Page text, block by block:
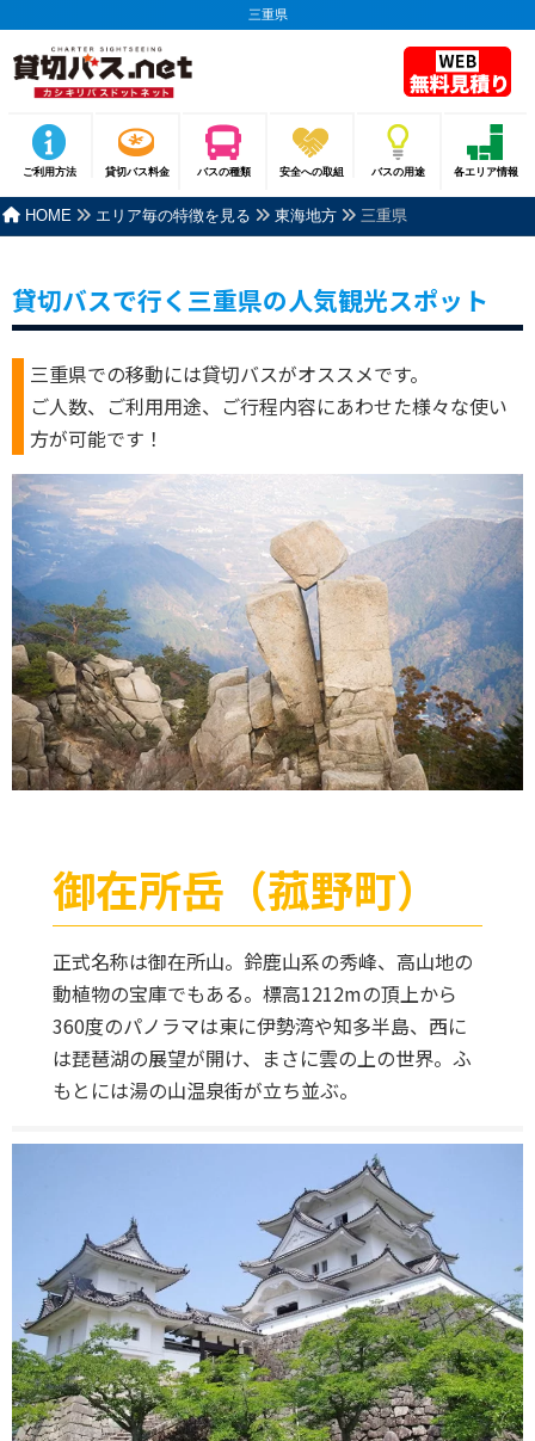
三重県
ご利用方法 貸切バス料金 バスの種類 安全への取組 バスの用途 各エリア情報
HOME エリア毎の特徴を見る 東海地方 三重県
貸切バスで行く三重県の人気観光スポット
三重県での移動には貸切バスがオススメです。
ご人数、ご利用用途、ご行程内容にあわせた様々な使い
方が可能です！
御在所岳（菰野町）
正式名称は御在所山。鈴鹿山系の秀峰、高山地の
動植物の宝庫でもある。標高1212mの頂上から
360度のパノラマは東に伊勢湾や知多半島、西に
は琵琶湖の展望が開け、まさに雲の上の世界。ふ
もとには湯の山温泉街が立ち並ぶ。